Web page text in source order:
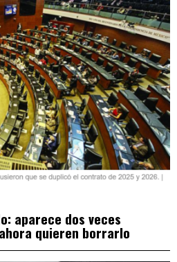
aparece dos veces
quieren borrarlo